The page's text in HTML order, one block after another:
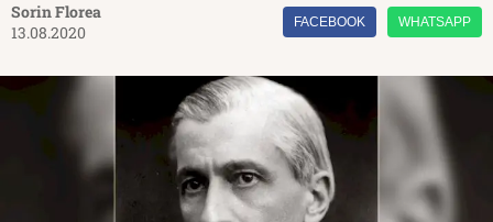
Sorin Florea
13.08.2020
FACEBOOK WHATSAPP